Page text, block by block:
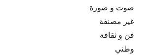
صوت و صورة
غير مصنفة
فن و ثقافة
وطني